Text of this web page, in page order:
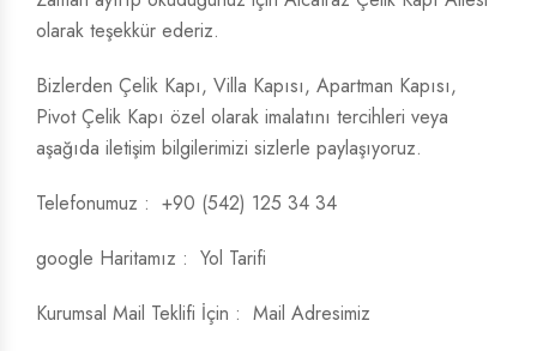
olarak teşekkür ederiz.
Bizlerden Çelik Kapı, Villa Kapısı, Apartman Kapısı,
Pivot Çelik Kapı özel olarak imalatını tercihleri ​​veya
aşağıda iletişim bilgilerimizi sizlerle paylaşıyoruz.
Telefonumuz : +90 (542) 125 34 34
google Haritamız : Yol Tarifi
Kurumsal Mail Teklifi İçin : Mail Adresimiz